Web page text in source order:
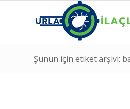
Şunun için etiket arşivi: